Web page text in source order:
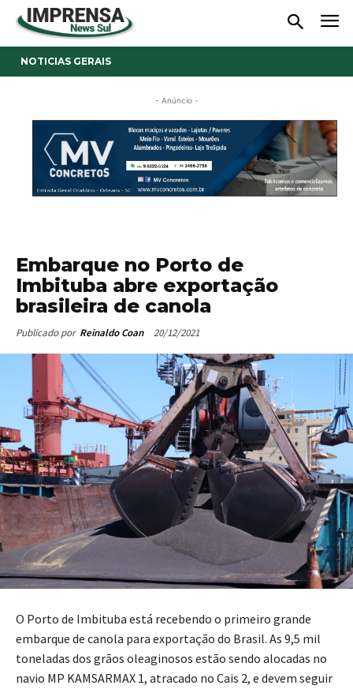
NOTICIAS GERAIS
- Anúncio -
Embarque no Porto de
Imbituba abre exportação
brasileira de canola
Publicado por Reinaldo Coan 20/12/2021
O Porto de Imbituba está recebendo o primeiro grande
embarque de canola para exportação do Brasil. As 9,5 mil
toneladas dos grãos oleaginosos estão sendo alocadas no
navio MP KAMSARMAX 1, atracado no Cais 2, e devem seguir